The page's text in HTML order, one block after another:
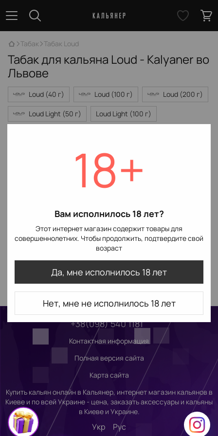
18+
Вам исполнилось 18 лет?
Этот интернет магазин содержит товары для
совершеннолетних. Чтобы продолжить, подтвердите свой
возраст
Да, мне исполнилось 18 лет
Нет, мне не исполнилось 18 лет
Табак Табак Loud
Табак для кальяна Loud - Kalyaner во
Львове
Loud (40 г) Loud (100 г) Loud (200 г)
Loud Light (50 г) Loud Light (100 г)
+38(098) 540 1181
Контактная информация
Полная версия сайта
Карта сайта
Купить кальян онлайн в Кальянер, интернет магазин кальянов в
Киеве и по всей Украине - цена, заказать аксессуары и кальяны
в Киеве и Украине.
Укр Рус